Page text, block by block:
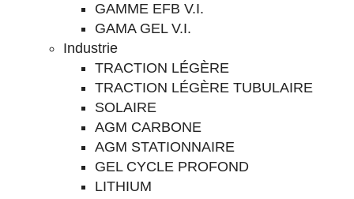
GAMME EFB V.I.
GAMA GEL V.I.
Industrie
TRACTION LÉGÈRE
TRACTION LÉGÈRE TUBULAIRE
SOLAIRE
AGM CARBONE
AGM STATIONNAIRE
GEL CYCLE PROFOND
LITHIUM